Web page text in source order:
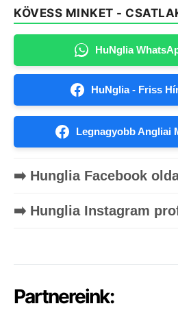
KÖVESS MINKET -
HuNglia
HuNglia - Friss
Legnagyobb Angliai
➡️ Hunglia Facebook
➡️ Hunglia Instagram
Partnereink: